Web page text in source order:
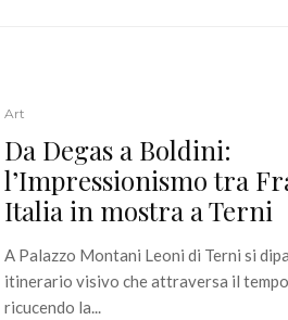
Art
Da Degas a Boldini:
l’Impressionismo tra
Italia in mostra a Terni
A Palazzo Montani Leoni di Terni si
itinerario visivo che attraversa il
ricucendo la...